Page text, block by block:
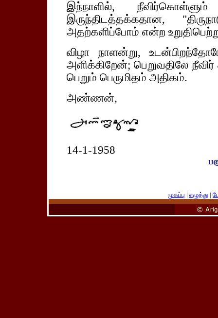
இந்நாளில்,
இருந்திடத்தக்கதான,
அதற்களிப்போம் என்ற
விழா நாளன்று,
அளிக்கிறேன்; பெறுவதிலே
பெறும் பெருமிதம் அதிகம்.
அண்ணன்,
14-1-1958
முகப்பு | எழுத்து |